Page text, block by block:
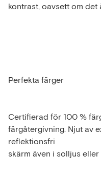
kontrast, oavsett om
Perfekta färger
Certifierad för 100 %
färgåtergivning. Njut av
reflektionsfri
skärm även i solljus